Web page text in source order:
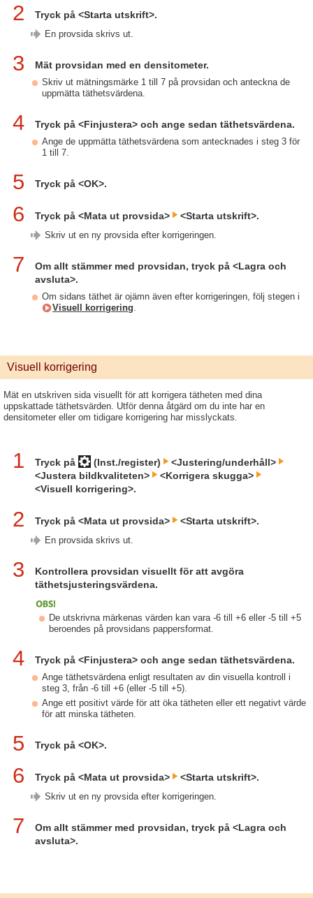
2 Tryck på <Starta utskrift>.
En provsida skrivs ut.
3 Mät provsidan med en densitometer.
Skriv ut mätningsmärke 1 till 7 på provsidan och anteckna de
uppmätta täthetsvärdena.
4 Tryck på <Finjustera> och ange sedan täthetsvärdena.
Ange de uppmätta täthetsvärdena som antecknades i steg 3 för
1 till 7.
5 Tryck på <OK>.
6 Tryck på <Mata ut provsida> <Starta utskrift>.
Skriv ut en ny provsida efter korrigeringen.
7
Om allt stämmer med provsidan, tryck på <Lagra och
avsluta>.
Om sidans täthet är ojämn även efter korrigeringen, följ stegen i
Visuell korrigering.
Visuell korrigering
Mät en utskriven sida visuellt för att korrigera tätheten med dina
uppskattade täthetsvärden. Utför denna åtgärd om du inte har en
densitometer eller om tidigare korrigering har misslyckats.
1 Tryck på (Inst./register)
<Justering/underhåll>
<Justera bildkvaliteten>
<Korrigera skugga>
<Visuell korrigering>.
2 Tryck på <Mata ut provsida> <Starta utskrift>.
En provsida skrivs ut.
3
Kontrollera provsidan visuellt för att avgöra
täthetsjusteringsvärdena.
De utskrivna märkenas värden kan vara -6 till +6 eller -5 till +5
beroendes på provsidans pappersformat.
4 Tryck på <Finjustera> och ange sedan täthetsvärdena.
Ange täthetsvärdena enligt resultaten av din visuella kontroll i
steg 3, från -6 till +6 (eller -5 till +5).
Ange ett positivt värde för att öka tätheten eller ett negativt värde
för att minska tätheten.
5 Tryck på <OK>.
6 Tryck på <Mata ut provsida> <Starta utskrift>.
Skriv ut en ny provsida efter korrigeringen.
7
Om allt stämmer med provsidan, tryck på <Lagra och
avsluta>.